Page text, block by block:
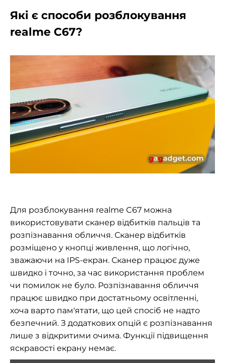
Які є способи розблокування
realme C67?
Для розблокування realme C67 можна
використовувати сканер відбитків пальців та
розпізнавання обличчя. Сканер відбитків
розміщено у кнопці живлення, що логічно,
зважаючи на IPS-екран. Сканер працює дуже
швидко і точно, за час використання проблем
чи помилок не було. Розпізнавання обличчя
працює швидко при достатньому освітленні,
хоча варто пам'ятати, що цей спосіб не надто
безпечний. З додаткових опцій є розпізнавання
лише з відкритими очима. Функції підвищення
яскравості екрану немає.